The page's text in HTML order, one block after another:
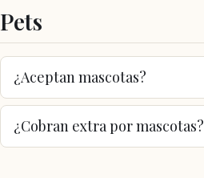
Pets
¿Aceptan mascotas?
¿Cobran extra por mascotas?